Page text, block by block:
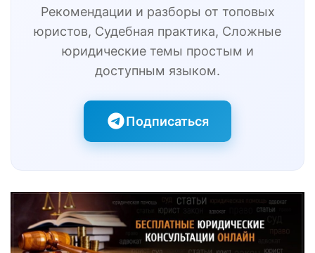
Рекомендации и разборы от топовых
юристов, Судебная практика, Сложные
юридические темы простым и
доступным языком.
Подписаться